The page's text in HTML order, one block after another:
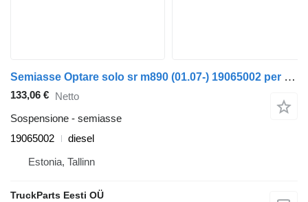
Semiasse Optare solo sr m890 (01.07-) 19065002 per autobus Optare Solo Sr, Tempo, Versa, Olymus, Toro (2004-)
133,06 € Netto
Sospensione - semiasse
19065002
diesel
Estonia, Tallinn
TruckParts Eesti OÜ